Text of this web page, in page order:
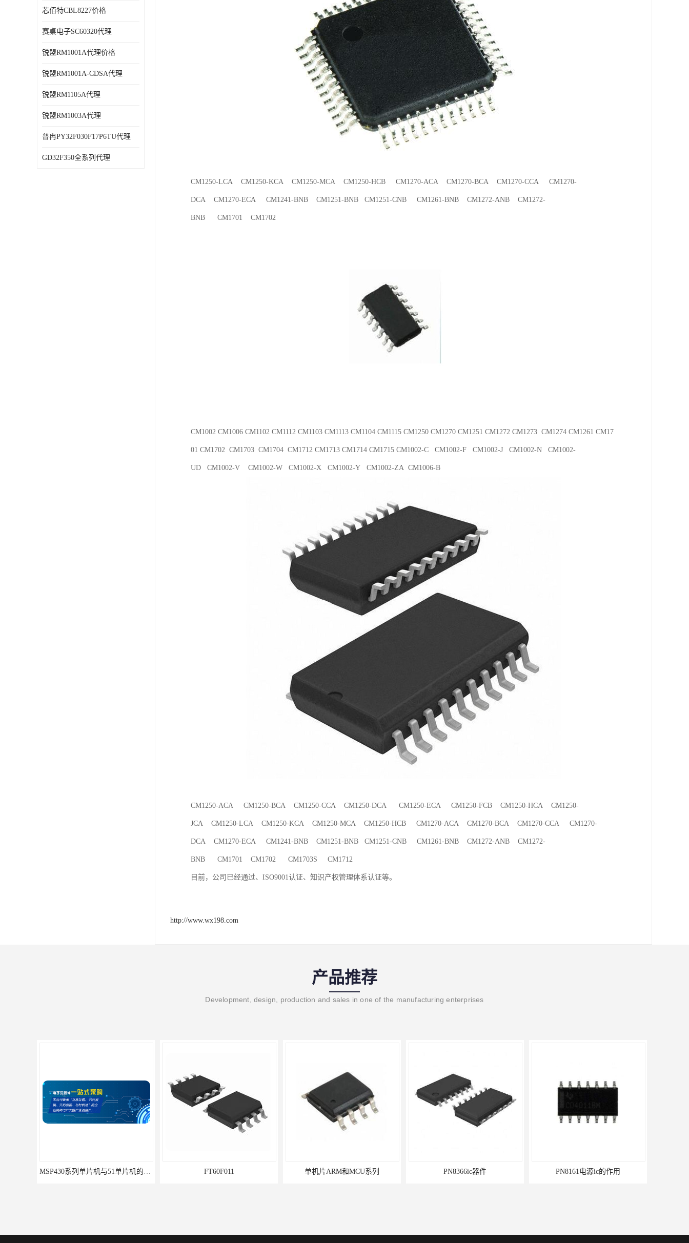
芯佰特CBL8227价格
赛桌电子SC60320代理
锐盟RM1001A代理价格
锐盟RM1001A-CDSA代理
锐盟RM1105A代理
锐盟RM1003A代理
普冉PY32F030F17P6TU代理
GD32F350全系列代理
CM1250-LCA CM1250-KCA CM1250-MCA CM1250-HCB CM1270-ACA CM1270-BCA CM1270-CCA CM1270-
DCA CM1270-ECA CM1241-BNB CM1251-BNB CM1251-CNB CM1261-BNB CM1272-ANB CM1272-
BNB CM1701 CM1702
CM1002 CM1006 CM1102 CM1112 CM1103 CM1113 CM1104 CM1115 CM1250 CM1270 CM1251 CM1272 CM1273 CM1274 CM1261 CM17
01 CM1702 CM1703 CM1704 CM1712 CM1713 CM1714 CM1715 CM1002-C CM1002-F CM1002-J CM1002-N CM1002-
UD CM1002-V CM1002-W CM1002-X CM1002-Y CM1002-ZA CM1006-B
CM1250-ACA CM1250-BCA CM1250-CCA CM1250-DCA CM1250-ECA CM1250-FCB CM1250-HCA CM1250-
JCA CM1250-LCA CM1250-KCA CM1250-MCA CM1250-HCB CM1270-ACA CM1270-BCA CM1270-CCA CM1270-
DCA CM1270-ECA CM1241-BNB CM1251-BNB CM1251-CNB CM1261-BNB CM1272-ANB CM1272-
BNB CM1701 CM1702 CM1703S CM1712
目前，公司已经通过、ISO9001认证、知识产权管理体系认证等。
http://www.wx198.com
产品推荐
Development, design, production and sales in one of the manufacturing enterprises
MSP430系列单片机与51单片机的区别及优劣势对比 FT60F011 单机片ARM和MCU系列 PN8366ic器件 PN8161电源ic的作用